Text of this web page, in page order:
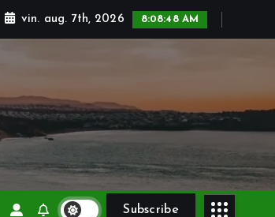
vin. aug. 7th, 2026 8:08:50 AM
Subscribe